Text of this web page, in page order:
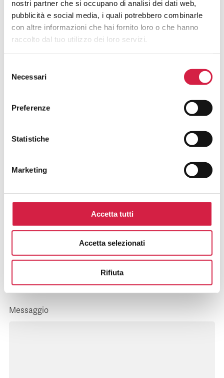
nostri partner che si occupano di analisi dei dati web,
pubblicità e social media, i quali potrebbero combinarle
con altre informazioni che hai fornito loro o che hanno
raccolto dal tuo utilizzo dei loro servizi.
delNecessari
Preferenze
Statistiche
Marketing
Accetta tutti
Accetta selezionati
Rifiuta
Popolazione?
Hai avuto un’esperienza in questa
struttura e desideri inviarci un tuo
La tua opinione è fondamentale per noi! Scrivi una
servizi degli ospedali con il Bollino Rosa.
Nome e cognome*
E-mail*
Messaggio